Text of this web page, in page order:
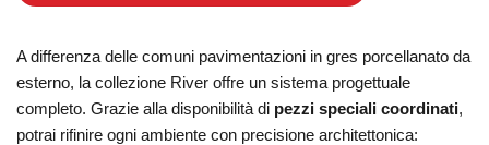
A differenza delle comuni pavimentazioni in gres porcellanato da
esterno, la collezione River offre un sistema progettuale
completo. Grazie alla disponibilità di pezzi speciali coordinati,
potrai rifinire ogni ambiente con precisione architettonica: